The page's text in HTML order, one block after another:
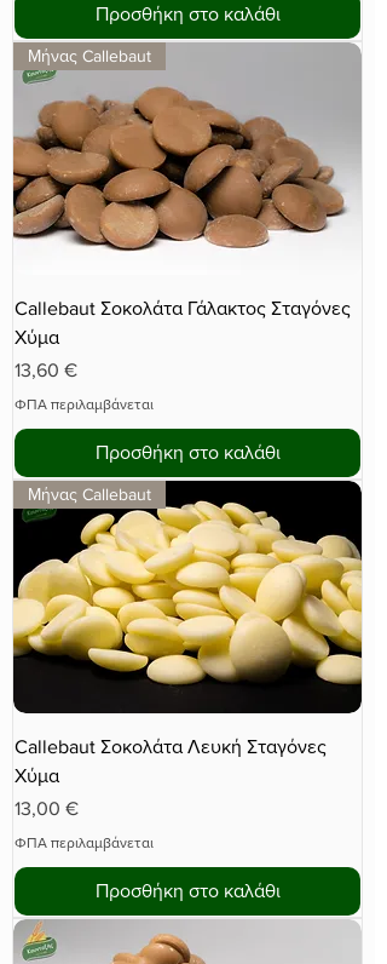
Προσθήκη στο καλάθι
Μήνας Callebaut
Callebaut Σοκολάτα Γάλακτος Σταγόνες
Χύμα
Τιμή
13,60 €
ΦΠΑ περιλαμβάνεται
Προσθήκη στο καλάθι
Μήνας Callebaut
Callebaut Σοκολάτα Λευκή Σταγόνες
Χύμα
Τιμή
13,00 €
ΦΠΑ περιλαμβάνεται
Προσθήκη στο καλάθι